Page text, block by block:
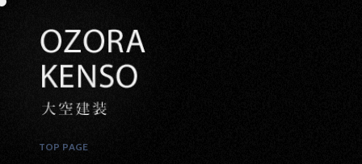
TOP PAGE